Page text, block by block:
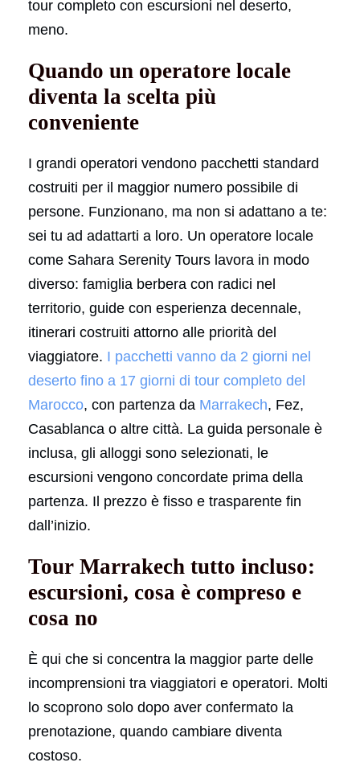
tour completo con escursioni nel deserto,
meno.
Quando un operatore locale
diventa la scelta più
conveniente
I grandi operatori vendono pacchetti standard
costruiti per il maggior numero possibile di
persone. Funzionano, ma non si adattano a te:
sei tu ad adattarti a loro. Un operatore locale
come Sahara Serenity Tours lavora in modo
diverso: famiglia berbera con radici nel
territorio, guide con esperienza decennale,
itinerari costruiti attorno alle priorità del
viaggiatore. I pacchetti vanno da 2 giorni nel
deserto fino a 17 giorni di tour completo del
Marocco, con partenza da Marrakech, Fez,
Casablanca o altre città. La guida personale è
inclusa, gli alloggi sono selezionati, le
escursioni vengono concordate prima della
partenza. Il prezzo è fisso e trasparente fin
dall’inizio.
Tour Marrakech tutto incluso:
escursioni, cosa è compreso e
cosa no
È qui che si concentra la maggior parte delle
incomprensioni tra viaggiatori e operatori. Molti
lo scoprono solo dopo aver confermato la
prenotazione, quando cambiare diventa
costoso.